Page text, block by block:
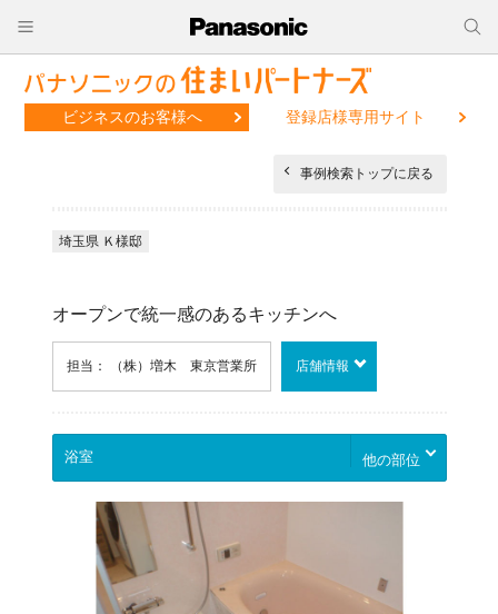
ビジネスのお客様へ 登録店様専用サイト
事例検索トップに戻る
埼玉県 Ｋ様邸
オープンで統一感のあるキッチンへ
担当： （株）増木 東京営業所 店舗情報
他の部位